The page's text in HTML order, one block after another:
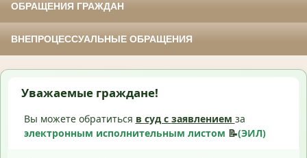
ОБРАЩЕНИЯ ГРАЖДАН
ВНЕПРОЦЕССУАЛЬНЫЕ ОБРАЩЕНИЯ
Уважаемые граждане!
Вы можете обратиться в суд с заявлением за
электронным исполнительным листом 📝(ЭИЛ)